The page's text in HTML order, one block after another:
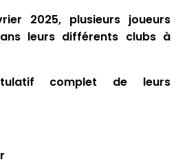
2025, plusieurs joueurs
leurs différents clubs à
complet de leurs